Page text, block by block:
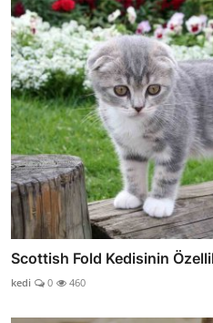
Scottish Fold Kedisinin
kedi 0 460